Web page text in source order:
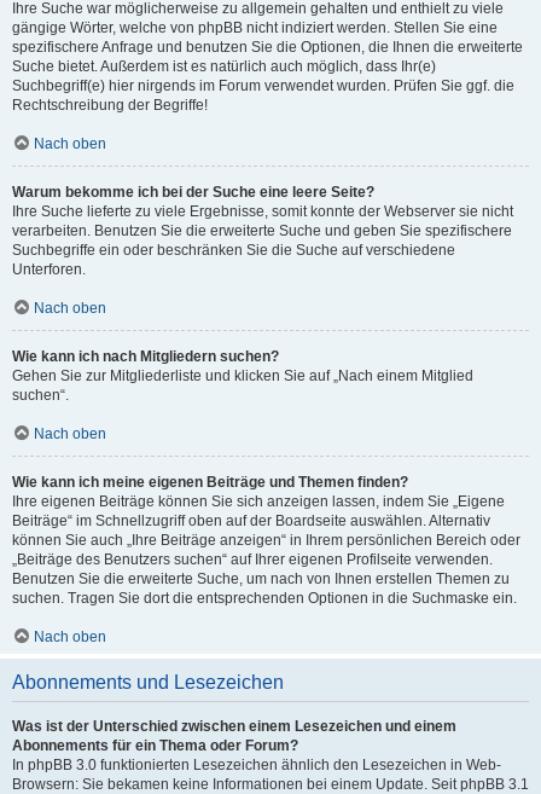
Ihre Suche war möglicherweise zu allgemein gehalten und enthielt zu viele
gängige Wörter, welche von phpBB nicht indiziert werden. Stellen Sie eine
spezifischere Anfrage und benutzen Sie die Optionen, die Ihnen die erweiterte
Suche bietet. Außerdem ist es natürlich auch möglich, dass Ihr(e)
Suchbegriff(e) hier nirgends im Forum verwendet wurden. Prüfen Sie ggf. die
Rechtschreibung der Begriffe!
Nach oben
Warum bekomme ich bei der Suche eine leere Seite?
Ihre Suche lieferte zu viele Ergebnisse, somit konnte der Webserver sie nicht
verarbeiten. Benutzen Sie die erweiterte Suche und geben Sie spezifischere
Suchbegriffe ein oder beschränken Sie die Suche auf verschiedene
Unterforen.
Nach oben
Wie kann ich nach Mitgliedern suchen?
Gehen Sie zur Mitgliederliste und klicken Sie auf „Nach einem Mitglied
suchen“.
Nach oben
Wie kann ich meine eigenen Beiträge und Themen finden?
Ihre eigenen Beiträge können Sie sich anzeigen lassen, indem Sie „Eigene
Beiträge“ im Schnellzugriff oben auf der Boardseite auswählen. Alternativ
können Sie auch „Ihre Beiträge anzeigen“ in Ihrem persönlichen Bereich oder
„Beiträge des Benutzers suchen“ auf Ihrer eigenen Profilseite verwenden.
Benutzen Sie die erweiterte Suche, um nach von Ihnen erstellen Themen zu
suchen. Tragen Sie dort die entsprechenden Optionen in die Suchmaske ein.
Nach oben
Abonnements und Lesezeichen
Was ist der Unterschied zwischen einem Lesezeichen und einem
Abonnements für ein Thema oder Forum?
In phpBB 3.0 funktionierten Lesezeichen ähnlich den Lesezeichen in Web-
Browsern: Sie bekamen keine Informationen bei einem Update. Seit phpBB 3.1